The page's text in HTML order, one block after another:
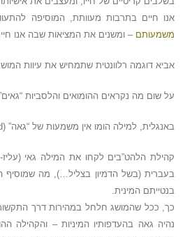
אנו חיים בתרבות מעוותת, המוסיפה
משמעותם – ומשנים את המציאות שבה אנו
אביא דוגמה רלוונטית שתמחיש את עיוות
על שום מה נקראים ההומואים והלסביות
באנגלית, למילה הומו אין משמעות של “גאה” (proud).
קהילת הלהט”בים לקחו את המילה גאי
בעברית (בשל הדמיון בצליל…), מה שמוסיף
בנטייתם המינית.
כך, ככל שהמושג חלחל במהירות דרך
נהיה גאה בהעדפותיו המיניות – והקהילה